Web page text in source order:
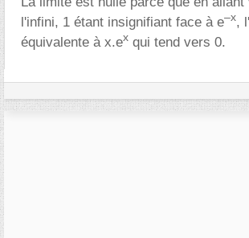
l'infini, 1 étant insignifiant face à e–x,
équivalente à x.ex qui tend vers 0.